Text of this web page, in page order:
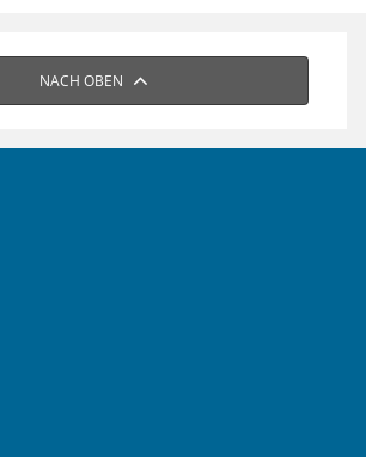
NACH OBEN